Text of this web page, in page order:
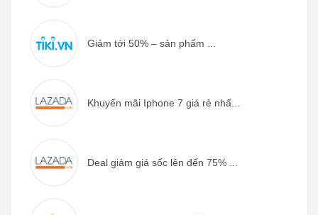
Giảm tới 50% – sản phẩm ...
Khuyến mãi Iphone 7 giá rẻ nhấ...
Deal giảm giá sốc lên đến 75% ...